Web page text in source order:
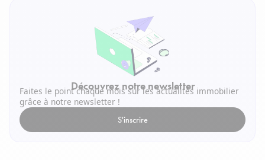
Découvrez notre newsletter
Faites le point chaque mois sur les actualités immobilier
grâce à notre newsletter !
S'inscrire